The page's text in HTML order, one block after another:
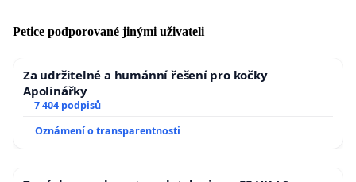
Petice podporované jinými uživateli
Za udržitelné a humánní řešení pro kočky
Apolinářky
7 404 podpisů
Oznámení o transparentnosti